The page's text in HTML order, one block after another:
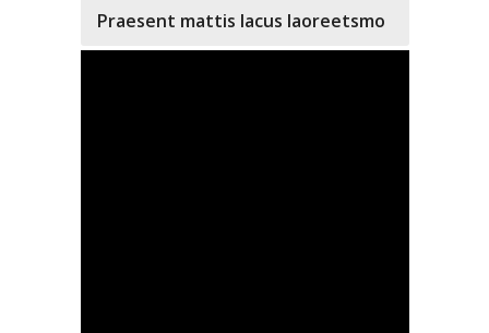
Praesent mattis lacus laoreetsmo